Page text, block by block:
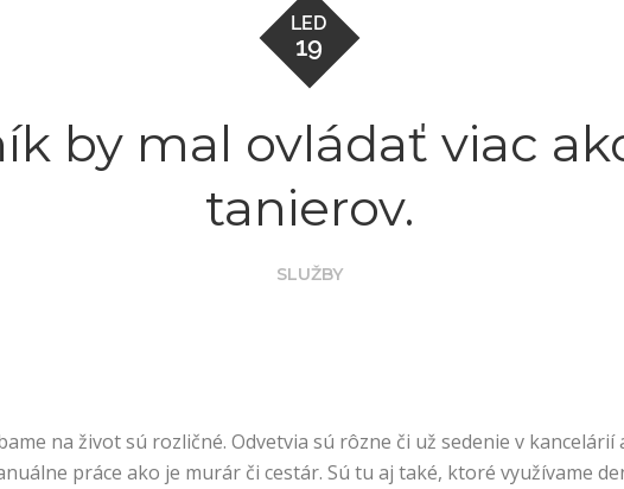
LED
19
by mal ovládať viac
tanierov.
SLUŽBY
na život sú rozličné. Odvetvia sú rôzne či už sedenie v
práce ako je murár či cestár. Sú tu aj také, ktoré využívame